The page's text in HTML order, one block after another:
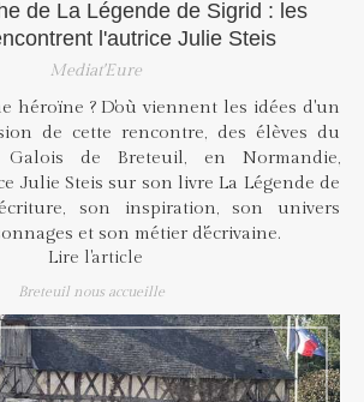
de La Légende de Sigrid : les
l'autrice Julie Steis
Mediat'Eure
héroïne ? D'où viennent les idées d'un
de cette rencontre, des élèves du
Galois de Breteuil, en Normandie,
Julie Steis sur son livre La Légende de
son inspiration, son univers
et son métier d'écrivaine.
Lire l'article
Breteuil nous accueille